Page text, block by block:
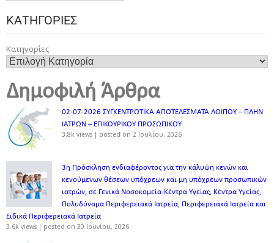
ΚΑΤΗΓΟΡΊΕΣ
Κατηγορίες
Δημοφιλή Άρθρα
02-07-2026 ΣΥΓΚΕΝΤΡΩΤΙΚΑ ΑΠΟΤΕΛΕΣΜΑΤΑ ΛΟΙΠΟΥ – ΠΛΗΝ
ΙΑΤΡΩΝ – ΕΠΙΚΟΥΡΙΚΟΥ ΠΡΟΣΩΠΙΚOY
3.8k views | posted on 2 Ιουλίου, 2026
3η Πρόσκληση ενδιαφέροντος για την κάλυψη κενών και
κενούμενων θέσεων υπόχρεων και μη υπόχρεων προσωπικών
ιατρών, σε Γενικά Νοσοκομεία-Κέντρα Υγείας, Κέντρα Υγείας,
Πολυδύναμα Περιφερειακά Ιατρεία, Περιφερειακά Ιατρεία και
Ειδικά Περιφερειακά Ιατρεία
3.6k views | posted on 30 Ιουνίου, 2026